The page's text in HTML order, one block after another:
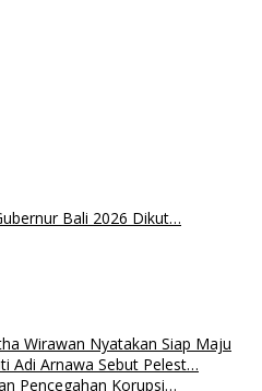
Bali 2026 Dikut…
Wirawan Nyatakan Siap Maju
Adi Arnawa Sebut Pelest…
Pencegahan Korupsi…